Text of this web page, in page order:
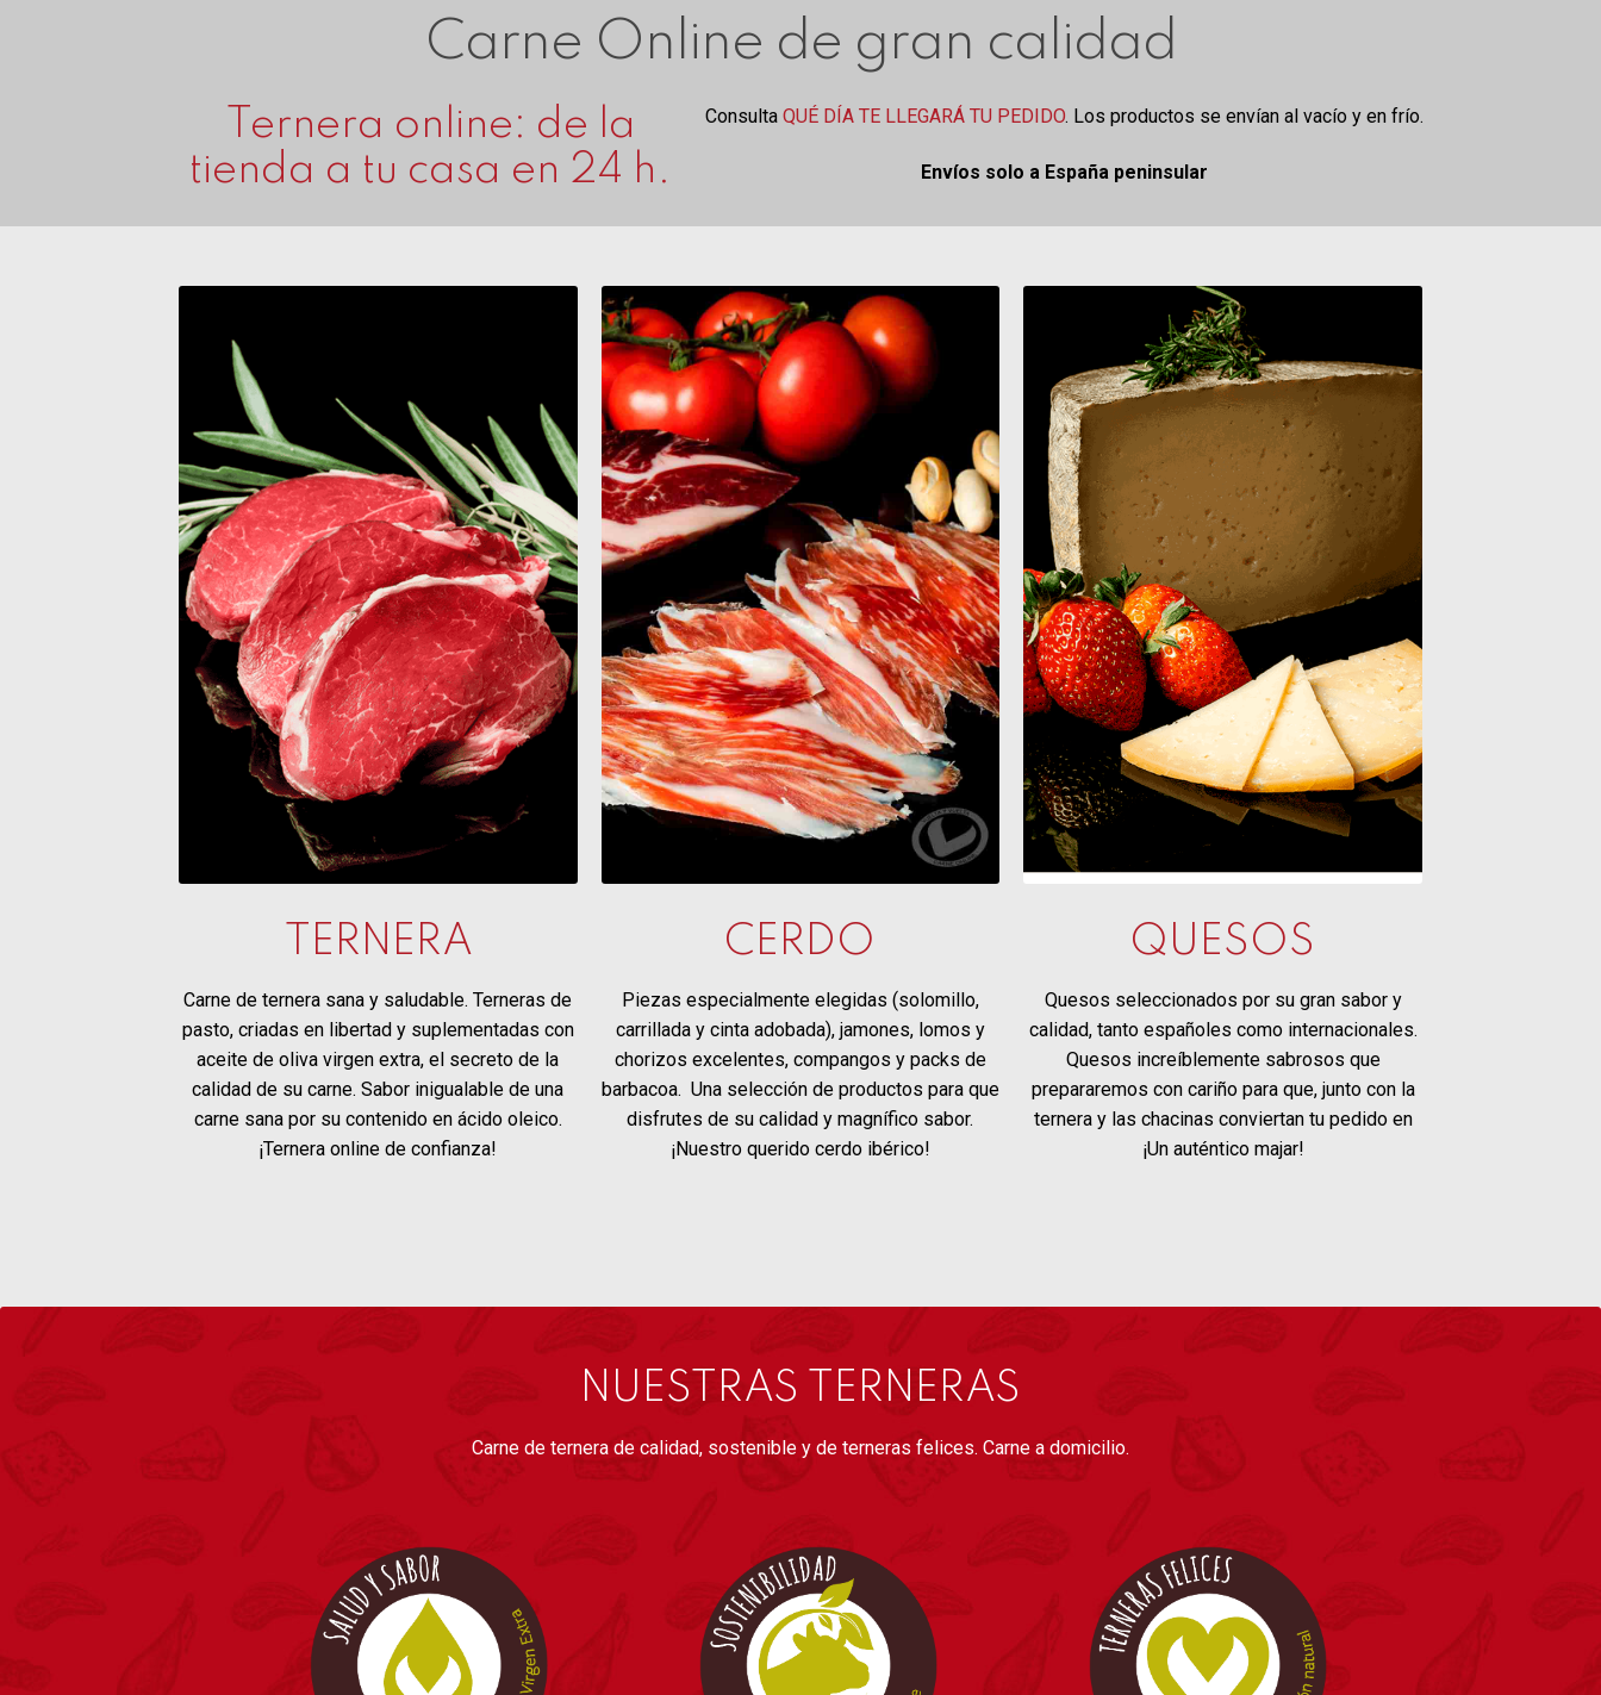
Carne Online de gran calidad
Ternera online: de la
tienda a tu casa en 24 h.
ConsultaQUÉ DÍA TE LLEGARÁ TU PEDIDO. Los productos se envían al vacío y en frío.
Envíos solo a España peninsular
TERNERA
Carne de ternera sana y saludable. Terneras de
pasto, criadas en libertad y suplementadas con
aceite de oliva virgen extra, el secreto de la
calidad de su carne. Sabor inigualable de una
carne sana por su contenido en ácido oleico.
¡Ternera online de confianza!
CERDO
Piezas especialmente elegidas (solomillo,
carrillada y cinta adobada), jamones, lomos y
chorizos excelentes, compangos y packs de
barbacoa. Una selección de productos para que
disfrutes de su calidad y magnífico sabor.
¡Nuestro querido cerdo ibérico!
QUESOS
Quesos seleccionados por su gran sabor y
calidad, tanto españoles como internacionales.
Quesos increíblemente sabrosos que
prepararemos con cariño para que, junto con la
ternera y las chacinas conviertan tu pedido en
¡Un auténtico majar!
NUESTRAS TERNERAS
Carne de ternera de calidad, sostenible y de terneras felices. Carne a domicilio.